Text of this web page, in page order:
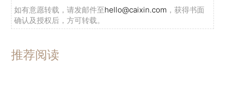
如有意愿转载，请发邮件至hello@caixin.com ，获得书面
确认及授权后，方可转载。
推荐阅读